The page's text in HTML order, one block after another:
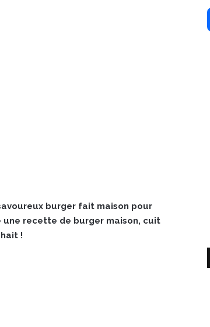
burger fait maison pour
une recette de burger maison, cuit
!